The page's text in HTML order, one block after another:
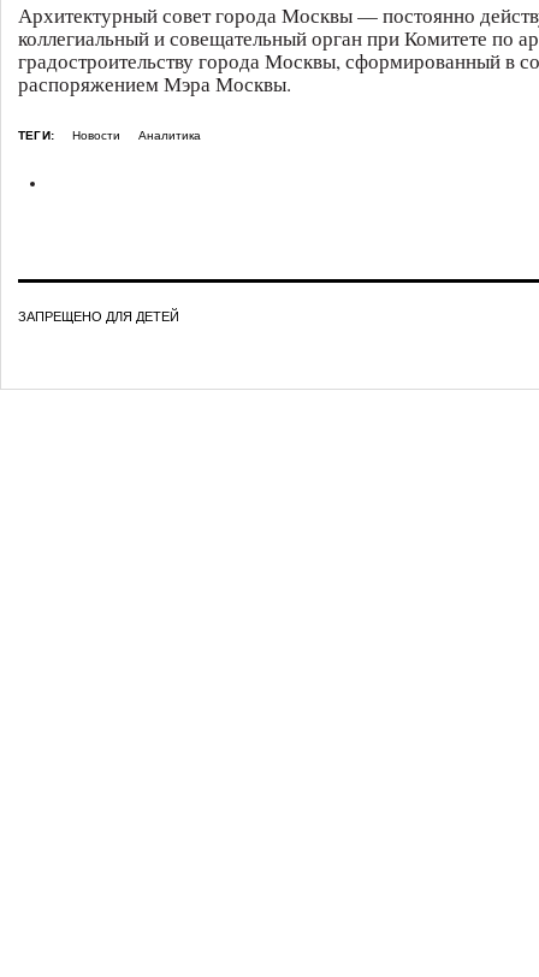
Архитектурный совет города Москвы — постоянно
коллегиальный и совещательный орган при Комитете по
градостроительству города Москвы, сформированный в
распоряжением Мэра Москвы.
ТЕГИ: Новости Аналитика
ЗАПРЕЩЕНО ДЛЯ ДЕТЕЙ